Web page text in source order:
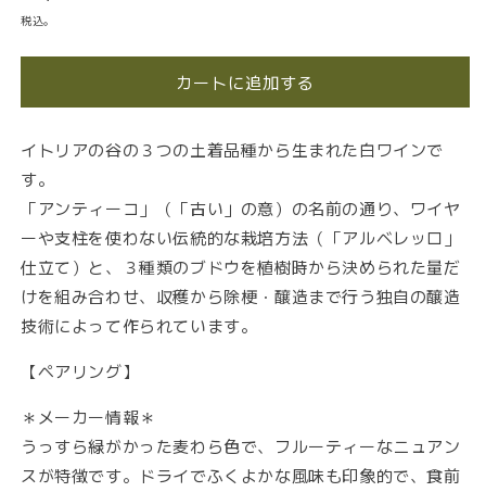
ア
く
常
税込。
カートに追加する
イトリアの谷の３つの土着品種から生まれた白ワインで
す。
「アンティーコ」（「古い」の意）の名前の通り、ワイヤ
ーや支柱を使わない伝統的な栽培方法（「アルベレッロ」
仕立て）と、３種類のブドウを植樹時から決められた量だ
けを組み合わせ、収穫から除梗・醸造まで行う独自の醸造
技術によって作られています。
【ペアリング】
＊メーカー情報＊
うっすら緑がかった麦わら色で、フルーティーなニュアン
スが特徴です。ドライでふくよかな風味も印象的で、食前